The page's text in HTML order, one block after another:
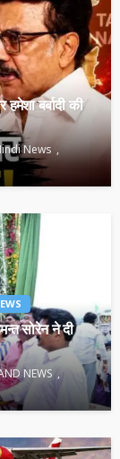
बर्बादी की
News
सोरेन ने दी
NEWS